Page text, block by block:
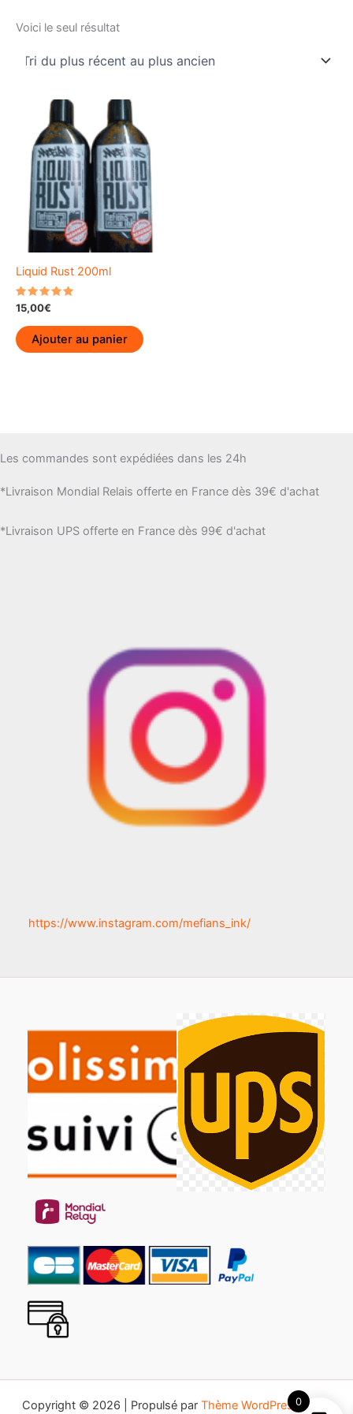
Voici le seul résultat
Liquid Rust 200ml
Note
5.00
sur 5
15,00€
Ajouter au panier
Les commandes sont expédiées dans les 24h
*Livraison Mondial Relais offerte en France dès 39€ d'achat
*Livraison UPS offerte en France dès 99€ d'achat
https://www.instagram.com/mefians_ink/
Copyright © 2026 | Propulsé par Thème WordPress Astra
0